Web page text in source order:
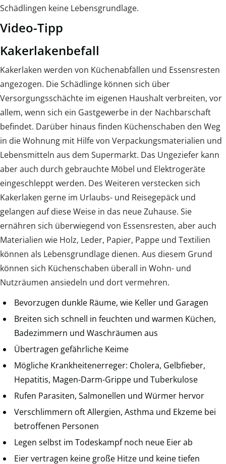
Schädlingen keine Lebensgrundlage.
Video-Tipp
Kakerlakenbefall
Kakerlaken werden von Küchenabfällen und Essensresten
angezogen. Die Schädlinge können sich über
Versorgungsschächte im eigenen Haushalt verbreiten, vor
allem, wenn sich ein Gastgewerbe in der Nachbarschaft
befindet. Darüber hinaus finden Küchenschaben den Weg
in die Wohnung mit Hilfe von Verpackungsmaterialien und
Lebensmitteln aus dem Supermarkt. Das Ungeziefer kann
aber auch durch gebrauchte Möbel und Elektrogeräte
eingeschleppt werden. Des Weiteren verstecken sich
Kakerlaken gerne im Urlaubs- und Reisegepäck und
gelangen auf diese Weise in das neue Zuhause. Sie
ernähren sich überwiegend von Essensresten, aber auch
Materialien wie Holz, Leder, Papier, Pappe und Textilien
können als Lebensgrundlage dienen. Aus diesem Grund
können sich Küchenschaben überall in Wohn- und
Nutzräumen ansiedeln und dort vermehren.
Bevorzugen dunkle Räume, wie Keller und Garagen
Breiten sich schnell in feuchten und warmen Küchen,
Badezimmern und Waschräumen aus
Übertragen gefährliche Keime
Mögliche Krankheitenerreger: Cholera, Gelbfieber,
Hepatitis, Magen-Darm-Grippe und Tuberkulose
Rufen Parasiten, Salmonellen und Würmer hervor
Verschlimmern oft Allergien, Asthma und Ekzeme bei
betroffenen Personen
Legen selbst im Todeskampf noch neue Eier ab
Eier vertragen keine große Hitze und keine tiefen